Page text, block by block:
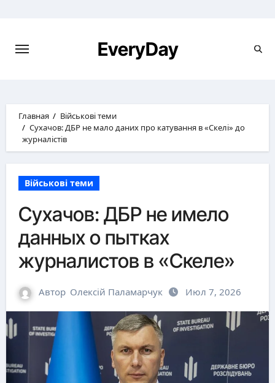
EveryDay
Главная
Військові теми
Сухачов: ДБР не мало даних про катування в «Скелі» до
журналістів
Військові теми
Сухачов: ДБР не имело
данных о пытках
журналистов в «Скеле»
Автор Олексій Паламарчук Июл 7, 2026